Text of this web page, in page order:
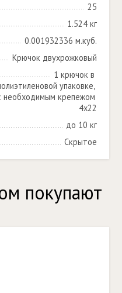
25
1.524 кг
0.001932336 м.куб.
Крючок двухрожковый
1 крючок в
упаковке,
необходимым крепежом
4х22
до 10 кг
Скрытое
покупают